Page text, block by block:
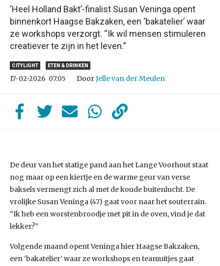
‘Heel Holland Bakt’-finalist Susan Veninga opent
binnenkort Haagse Bakzaken, een ‘bakatelier’ waar
ze workshops verzorgt. “Ik wil mensen stimuleren
creatiever te zijn in het leven.”
CITYLIGHT ETEN & DRINKEN
17-02-2026 07:05 DoorJelle van der Meulen
De deur van het statige pand aan het Lange Voorhout staat
nog maar op een kiertje en de warme geur van verse
baksels vermengt zich al met de koude buitenlucht. De
vrolijke Susan Veninga (47) gaat voor naar het souterrain.
“Ik heb een worstenbroodje met pit in de oven, vind je dat
lekker?”
Volgende maand opent Veninga hier Haagse Bakzaken,
een ‘bakatelier’ waar ze workshops en teamuitjes gaat